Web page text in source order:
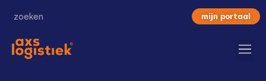
mijn portaal